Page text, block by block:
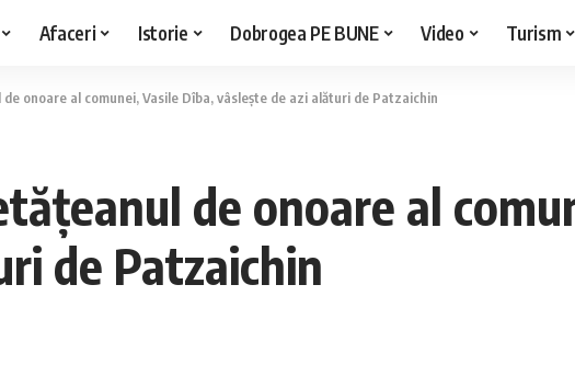
Afaceri Istorie Dobrogea PE BUNE Video Turism
onoare al comunei, Vasile Dîba, vâslește de azi alături de Patzaichin
de onoare al
de Patzaichin